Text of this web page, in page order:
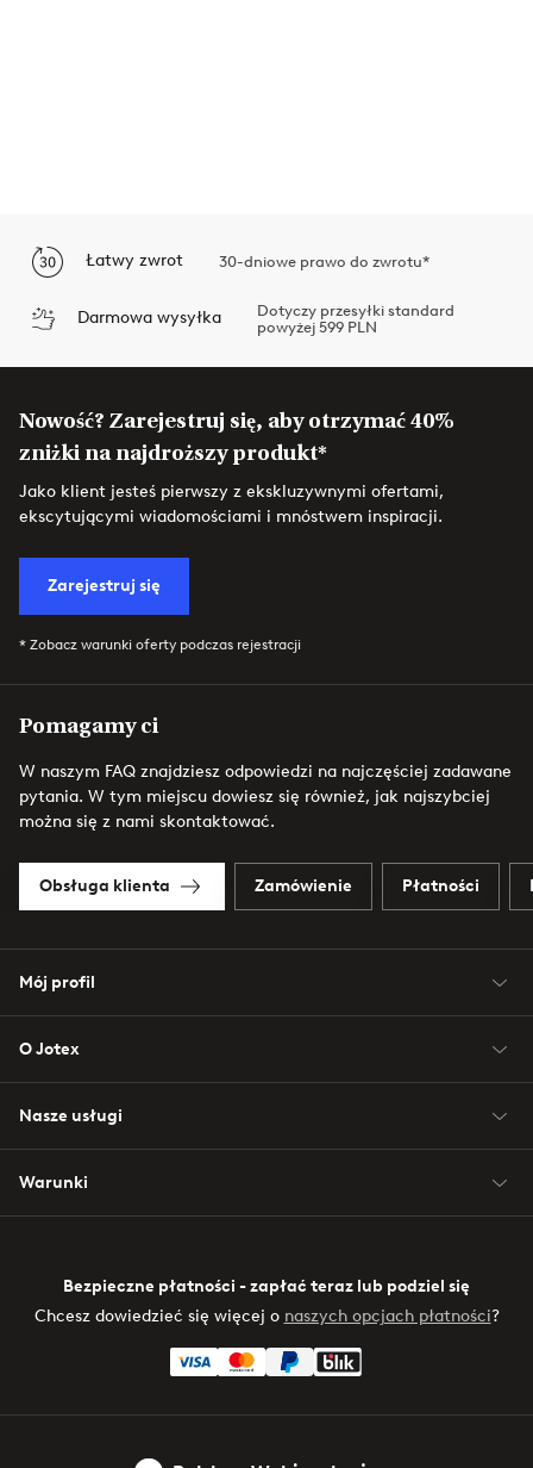
Łatwy zwrot 30-dniowe prawo do zwrotu*
Darmowa wysyłka
Dotyczy przesyłki standard
powyżej 599 PLN
Nowość? Zarejestruj się, aby otrzymać 40%
zniżki na najdroższy produkt*
Jako klient jesteś pierwszy z ekskluzywnymi ofertami,
ekscytującymi wiadomościami i mnóstwem inspiracji.
Zarejestruj się
* Zobacz warunki oferty podczas rejestracji
Pomagamy ci
W naszym FAQ znajdziesz odpowiedzi na najczęściej zadawane
pytania. W tym miejscu dowiesz się również, jak najszybciej
można się z nami skontaktować.
Obsługa klienta Zamówienie Płatności
Mój profil
O Jotex
Nasze usługi
Warunki
Bezpieczne płatności - zapłać teraz lub podziel się
Chcesz dowiedzieć się więcej o naszych opcjach płatności?